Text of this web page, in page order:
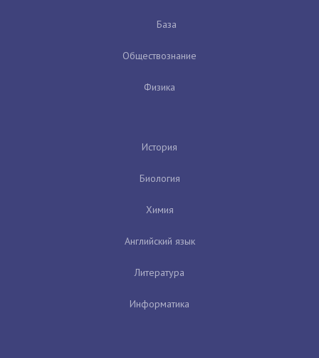
База
Обществознание
Физика
История
Биология
Химия
Английский язык
Литература
Информатика